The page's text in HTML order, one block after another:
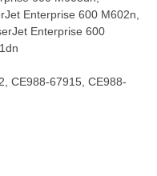
Enterprise 600 M602n,
Enterprise 600
CE988-67915, CE988-